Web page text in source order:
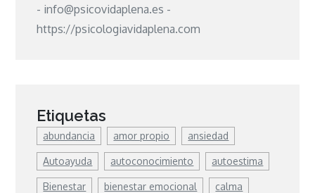
- info@psicovidaplena.es -
https://psicologiavidaplena.com
Etiquetas
abundancia amor propio ansiedad
Autoayuda autoconocimiento autoestima
Bienestar bienestar emocional calma